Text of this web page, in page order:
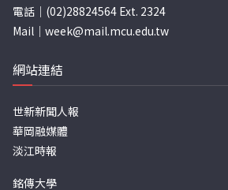
電話｜(02)28824564 Ext. 2324
Mail｜ week@mail.mcu.edu.tw
網站連結
世新新聞人報
華岡融媒體
淡江時報
銘傳大學